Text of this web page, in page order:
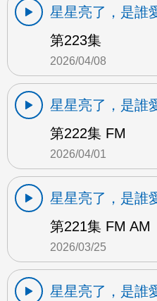
星星亮了，是誰
第223集
2026/04/08
星星亮了，是誰
第222集 FM
2026/04/01
星星亮了，是誰
第221集 FM AM
2026/03/25
星星亮了，是誰